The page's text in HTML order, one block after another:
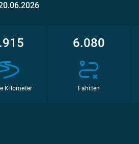
Kilometer
6.080
Fahrten